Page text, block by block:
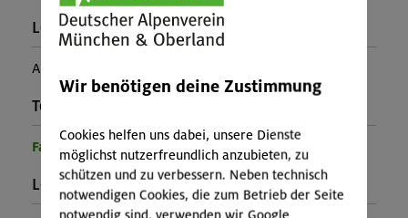
Leiter*in:
Anja Krabbe
Teilprogramm:
Familienprogramm
Leistung:
Wir benötigen deine Zustimmung
Cookies helfen uns dabei, unsere Dienste
möglichst nutzerfreundlich anzubieten, zu
schützen und zu verbessern. Neben technisch
notwendigen Cookies, die zum Betrieb der Seite